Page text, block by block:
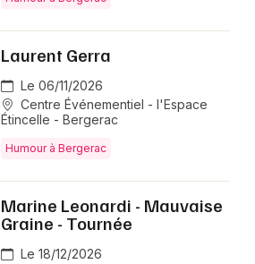
Laurent Gerra
Le 06/11/2026
Centre Événementiel - l'Espace
Étincelle - Bergerac
Humour à Bergerac
Marine Leonardi - Mauvaise
Graine - Tournée
Le 18/12/2026